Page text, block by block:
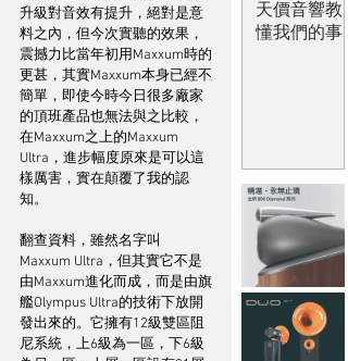
升級對音效有提升，絕對是意
料之內，但今次實聽的效果，
震撼力比當年初用Maxxum時的
更甚，其實Maxxum本身已經不
簡單，即使今時今日很多廠家
的頂班產品也無法與之比較，
在Maxxum之上的Maxxum
Ultra，進步幅度原來是可以這
樣厲害，實在顛覆了我的認
知。
翻查資料，雖然名字叫
Maxxum Ultra，但其實它不是
由Maxxum進化而成，而是由旗
艦Olympus Ultra的技術下放開
發出來的。它擁有12級雙區阻
尼系統，上6級為一區，下6級
天價音響教
懂我們的事